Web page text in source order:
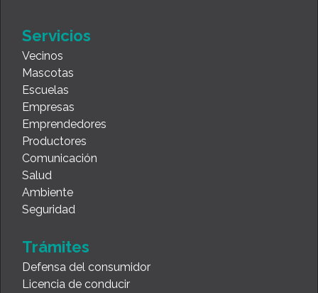
Servicios
Vecinos
Mascotas
Escuelas
Empresas
Emprendedores
Productores
Comunicación
Salud
Ambiente
Seguridad
Trámites
Defensa del consumidor
Licencia de conducir